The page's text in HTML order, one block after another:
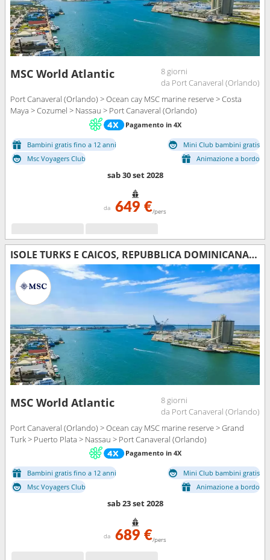
MSC World Atlantic
8 giorni
da Port Canaveral (Orlando)
Port Canaveral (Orlando) > Ocean cay MSC marine reserve > Costa
Maya > Cozumel > Nassau > Port Canaveral (Orlando)
Pagamento in 4X
Bambini gratis fino a 12 anni
Mini Club bambini gratis
Msc Voyagers Club
Animazione a bordo
sab 30 set 2028
da 649 €/pers
ISOLE TURKS E CAICOS, REPUBBLICA DOMINICANA, BAHAMAS, STATI UNITI
MSC World Atlantic
8 giorni
da Port Canaveral (Orlando)
Port Canaveral (Orlando) > Ocean cay MSC marine reserve > Grand
Turk > Puerto Plata > Nassau > Port Canaveral (Orlando)
Pagamento in 4X
Bambini gratis fino a 12 anni
Mini Club bambini gratis
Msc Voyagers Club
Animazione a bordo
sab 23 set 2028
da 689 €/pers